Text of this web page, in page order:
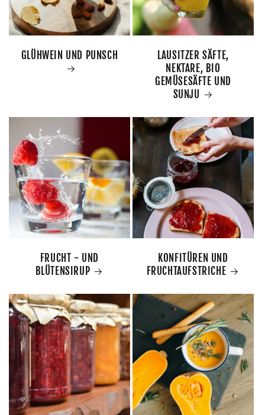
GLÜHWEIN UND PUNSCH
LAUSITZER SÄFTE,
NEKTARE, BIO
GEMÜSESÄFTE UND
SUNJU
FRUCHT - UND
BLÜTENSIRUP
KONFITÜREN UND
FRUCHTAUFSTRICHE